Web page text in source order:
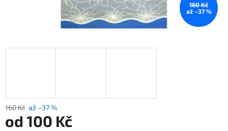
160 Kč
až –37 %
160 Kč až –37 %
od 100 Kč